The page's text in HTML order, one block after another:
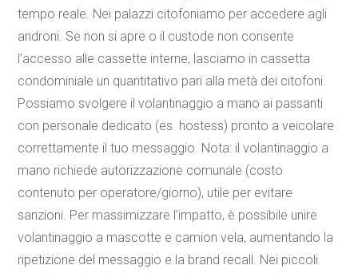
tempo reale. Nei palazzi citofoniamo per accedere agli
androni. Se non si apre o il custode non consente
l’accesso alle cassette interne, lasciamo in cassetta
condominiale un quantitativo pari alla metà dei citofoni.
Possiamo svolgere il volantinaggio a mano ai passanti
con personale dedicato (es. hostess) pronto a veicolare
correttamente il tuo messaggio. Nota: il volantinaggio a
mano richiede autorizzazione comunale (costo
contenuto per operatore/giorno), utile per evitare
sanzioni. Per massimizzare l’impatto, è possibile unire
volantinaggio a mascotte e camion vela, aumentando la
ripetizione del messaggio e la brand recall. Nei piccoli